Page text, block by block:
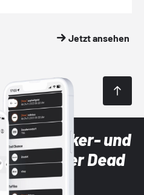
Jetzt ansehen
Sneaker- und
mit der Dead